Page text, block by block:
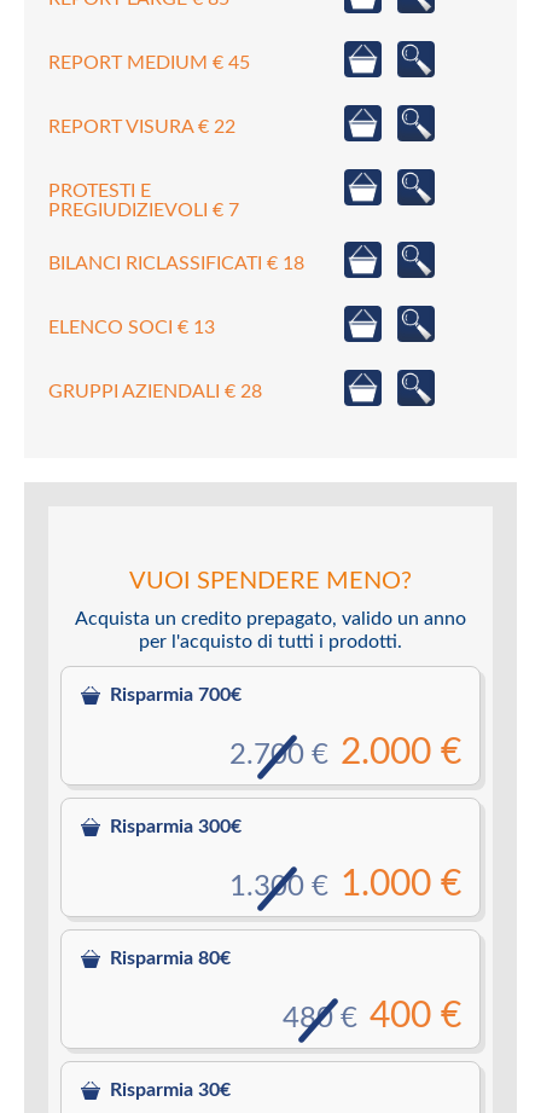
REPORT MEDIUM € 45
REPORT VISURA € 22
PROTESTI E
PREGIUDIZIEVOLI € 7
BILANCI RICLASSIFICATI € 18
ELENCO SOCI € 13
GRUPPI AZIENDALI € 28
VUOI SPENDERE MENO?
Acquista un credito prepagato, valido un anno
per l'acquisto di tutti i prodotti.
Risparmia 700€
2.000 €
2.700 €
Risparmia 300€
1.000 €
1.300 €
Risparmia 80€
400 €
480 €
Risparmia 30€